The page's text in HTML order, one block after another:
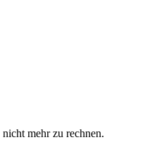
mehr zu rechnen.